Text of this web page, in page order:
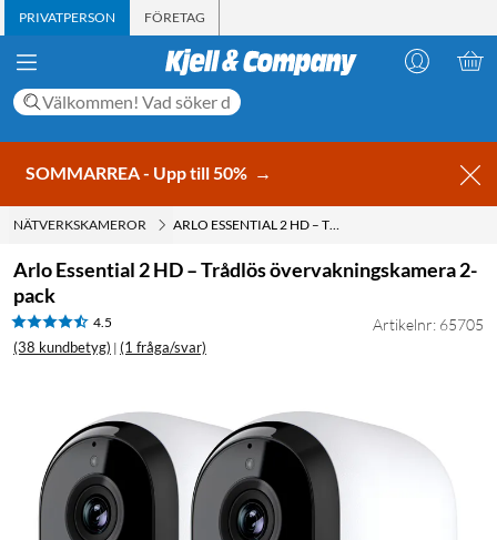
PRIVATPERSON FÖRETAG
SOMMARREA - Upp till 50% →
NÄTVERKSKAMEROR ARLO ESSENTIAL 2 HD – TRÅDLÖS ÖVERVAKNINGSKAMERA 2-PACK
Arlo Essential 2 HD – Trådlös övervakningskamera 2-
pack
4.5
(38 kundbetyg) | (1 fråga/svar)
Artikelnr: 65705